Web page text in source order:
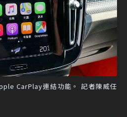
CarPlay連結功能。 記者陳威任